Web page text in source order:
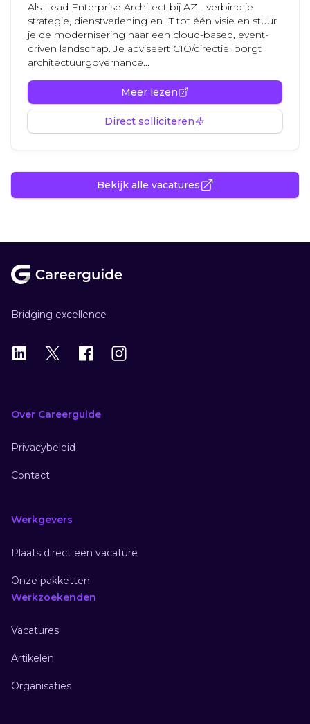
Als Lead Enterprise Architect bij AZL verbind je
strategie, dienstverlening en IT tot één visie en stuur
je de modernisering naar een cloud-based, event-
driven landschap. Je adviseert CIO/directie, borgt
architectuurgovernance...
Meer lezen
Direct solliciteren
Bekijk alle vacatures
Bridging excellence
LinkedIn
X Instagram
Over Careerguide
Privacybeleid
Contact
Werkgevers
Plaats direct een vacature
Onze pakketten
Werkzoekenden
Vacatures
Artikelen
Organisaties